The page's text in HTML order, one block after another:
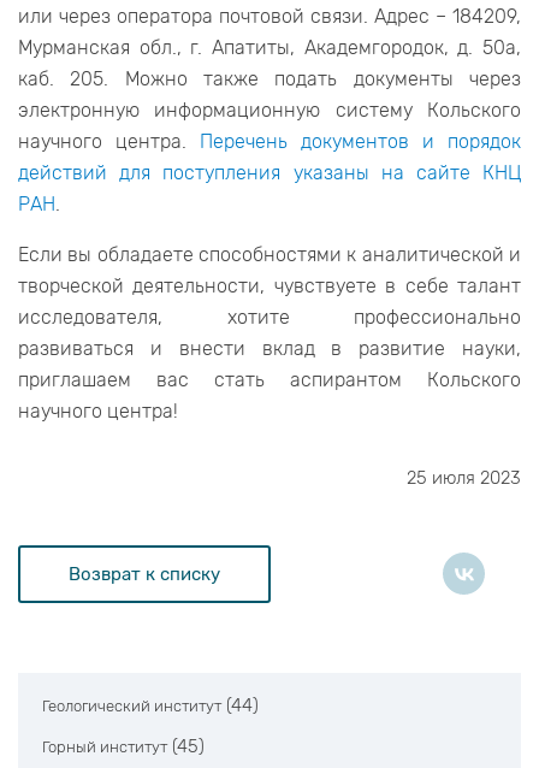
или через оператора почтовой связи. Адрес – 184209,
Мурманская обл., г. Апатиты, Академгородок, д. 50а,
каб. 205. Можно также подать документы через
электронную информационную систему Кольского
научного центра.
Перечень документов и порядок
действий для поступления указаны на сайте КНЦ
РАН.
Если вы обладаете способностями к аналитической и
творческой деятельности, чувствуете в себе талант
исследователя, хотите профессионально
развиваться и внести вклад в развитие науки,
приглашаем вас стать аспирантом Кольского
научного центра!
25 июля 2023
Возврат к списку
Геологический институт (44)
Горный институт (45)